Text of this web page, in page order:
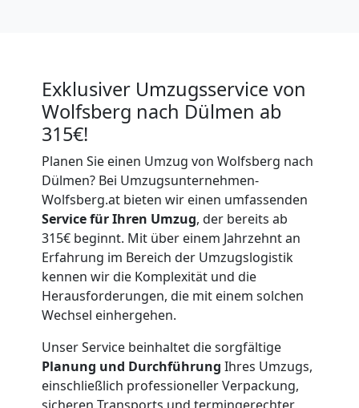
Exklusiver Umzugsservice von
Wolfsberg nach Dülmen ab
315€!
Planen Sie einen Umzug von Wolfsberg nach
Dülmen? Bei Umzugsunternehmen-
Wolfsberg.at bieten wir einen umfassenden
Service für Ihren Umzug, der bereits ab
315€ beginnt. Mit über einem Jahrzehnt an
Erfahrung im Bereich der Umzugslogistik
kennen wir die Komplexität und die
Herausforderungen, die mit einem solchen
Wechsel einhergehen.
Unser Service beinhaltet die sorgfältige
Planung und Durchführung Ihres Umzugs,
einschließlich professioneller Verpackung,
sicheren Transports und termingerechter